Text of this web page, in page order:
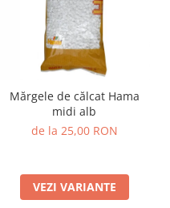
Mărgele de călcat Hama
midi alb
de la 25,00 RON
VEZI VARIANTE